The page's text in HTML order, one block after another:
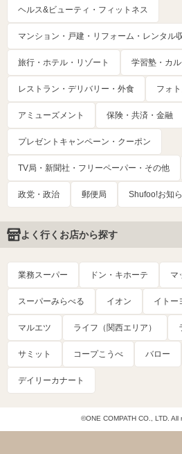
ヘルス&ビューティ・フィットネス
マンション・戸建・リフォーム・レンタル
旅行・ホテル・リゾート 学習塾・カ
レストラン・デリバリー・外食 フォ
アミューズメント 保険・共済・金融
プレゼントキャンペーン・クーポン
TV局・新聞社・フリーペーパー・その他
政党・政治 郵便局 Shufoo!お知
よく行くお店から探す
業務スーパー ドン・キホーテ マ
スーパーみらべる イオン イトー
マルエツ ライフ（関西エリア）
サミット コープこうべ バロー
デイリーカナート
©ONE COMPATH CO., LTD. All